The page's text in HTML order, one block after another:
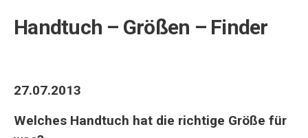
Handtuch – Größen – Finder
27.07.2013
Welches Handtuch hat die richtige Größe für